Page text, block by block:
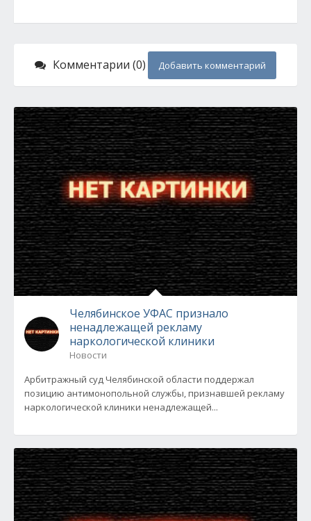
Комментарии (0) Добавить комментарий
Челябинское УФАС признало
ненадлежащей рекламу
наркологической клиники
Новости
Арбитражный суд Челябинской области поддержал
позицию антимонопольной службы, признавшей рекламу
наркологической клиники ненадлежащей...